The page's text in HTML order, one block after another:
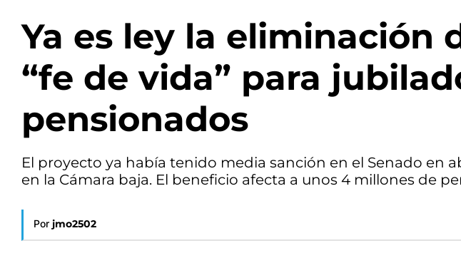
Ya es ley la eliminación
“fe de vida” para
pensionados
El proyecto ya había tenido media sanción en el Senado en
en la Cámara baja. El beneficio afecta a unos 4 millones de
Por jmo2502